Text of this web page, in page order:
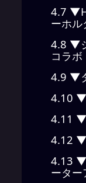
4.7
ーホル
4.8 ▼
コラボ
4.9 ▼
4.10
4.11
4.12 ▼
4.13 ▼
ーター